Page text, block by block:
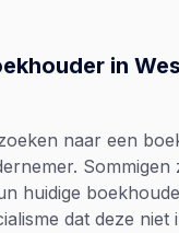
in
naar een
Sommigen
huidige
dat deze niet